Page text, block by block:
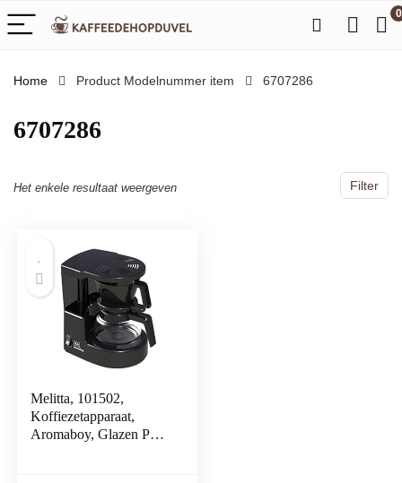
0
Home Product Modelnummer item ‎6707286
‎6707286
Filter
Het enkele resultaat weergeven
Melitta, 101502,
Koffiezetapparaat,
Aromaboy, Glazen Pot